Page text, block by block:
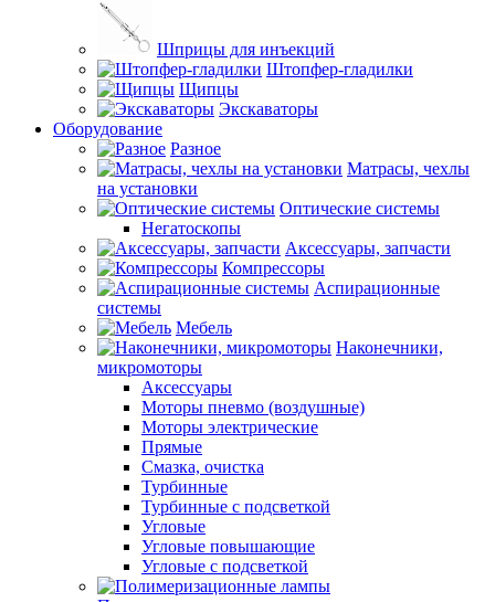
Шприцы для инъекций
Штопфер-гладилки
Щипцы
Экскаваторы
Оборудование
Разное
Матрасы, чехлы
на установки
Оптические системы
Негатоскопы
Аксессуары, запчасти
Компрессоры
Аспирационные
системы
Мебель
Наконечники,
микромоторы
Аксессуары
Моторы пневмо (воздушные)
Моторы электрические
Прямые
Смазка, очистка
Турбинные
Турбинные с подсветкой
Угловые
Угловые повышающие
Угловые с подсветкой